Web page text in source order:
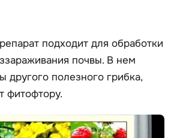
подходит для обработки
почвы. В нем
другого полезного грибка,
фитофтору.